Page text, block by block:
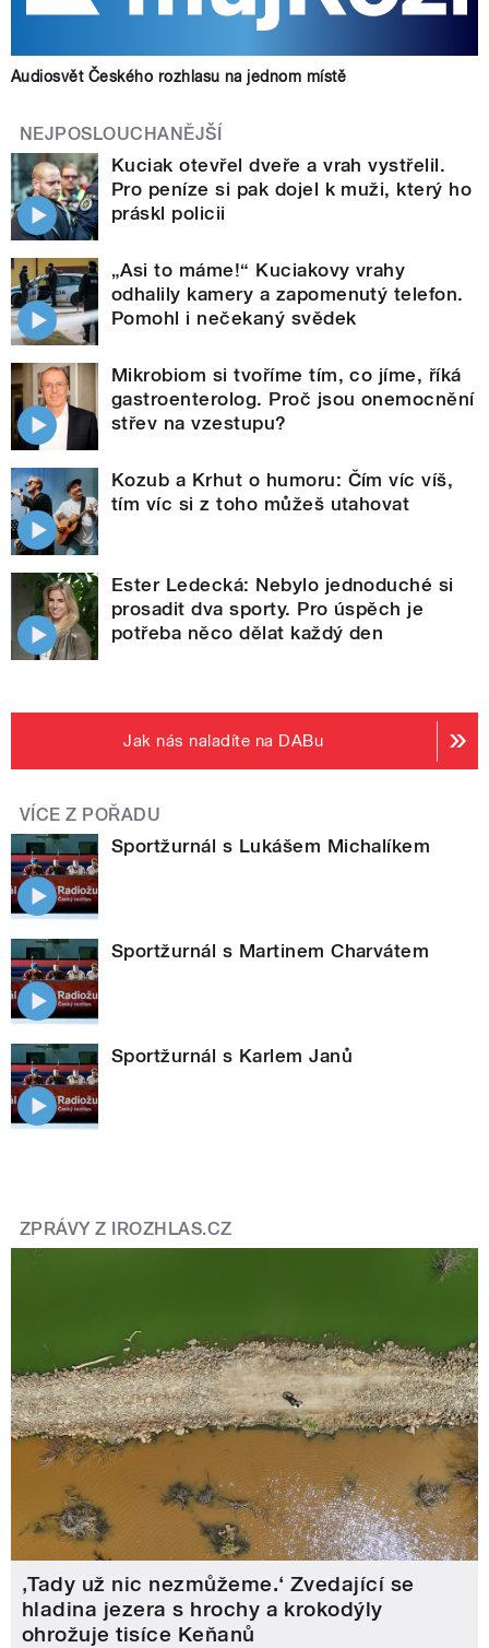
Audiosvět Českého rozhlasu na jednom místě
NEJPOSLOUCHANĚJŠÍ
Kuciak otevřel dveře a vrah vystřelil.
Pro peníze si pak dojel k muži, který ho
práskl policii
„Asi to máme!“ Kuciakovy vrahy
odhalily kamery a zapomenutý telefon.
Pomohl i nečekaný svědek
Mikrobiom si tvoříme tím, co jíme, říká
gastroenterolog. Proč jsou onemocnění
střev na vzestupu?
Kozub a Krhut o humoru: Čím víc víš,
tím víc si z toho můžeš utahovat
Ester Ledecká: Nebylo jednoduché si
prosadit dva sporty. Pro úspěch je
potřeba něco dělat každý den
Jak nás naladíte na DABu
VÍCE Z POŘADU
Sportžurnál s Lukášem Michalíkem
Sportžurnál s Martinem Charvátem
Sportžurnál s Karlem Janů
ZPRÁVY Z IROZHLAS.CZ
‚Tady už nic nezmůžeme.‘ Zvedající se
hladina jezera s hrochy a krokodýly
ohrožuje tisíce Keňanů